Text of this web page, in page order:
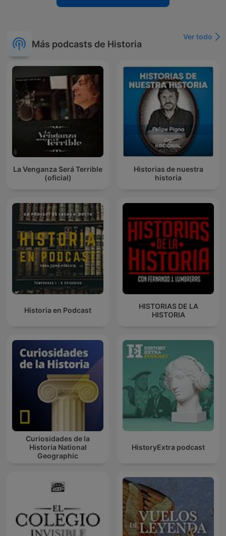
Más podcasts de Historia
Ver todo
La Venganza Será Terrible
(oficial)
Historias de nuestra
historia
Historia en Podcast
HISTORIAS DE LA
HISTORIA
Curiosidades de la
Historia National
Geographic
HistoryExtra podcast